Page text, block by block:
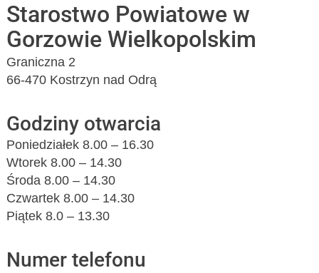
Starostwo Powiatowe w
Gorzowie Wielkopolskim
Graniczna 2
66-470 Kostrzyn nad Odrą
Godziny otwarcia
Poniedziałek 8.00 – 16.30
Wtorek 8.00 – 14.30
Środa 8.00 – 14.30
Czwartek 8.00 – 14.30
Piątek 8.0 – 13.30
Numer telefonu